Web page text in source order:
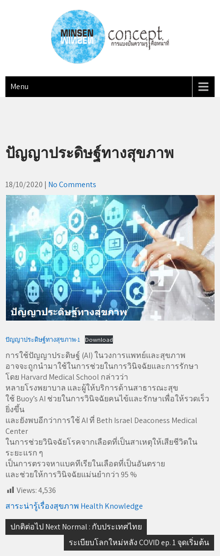
MINSEN Concept
Menu
ปัญญาประดิษฐ์ทางสุขภาพ
18/10/2020 | No Comments
ปัญญาประดิษฐ์ทางสุขภาพ-1 Download
การใช้ปัญญาประดิษฐ์ (AI) ในวงการแพทย์และสุขภาพ
อาจจะถูกนำมาใช้ในการช่วยในการวินิจฉัยและการรักษา
โดย Harvard Medical School กล่าวว่า
หลายโรงพยาบาล และผู้ให้บริการด้านสาธารณะสุข
ใช้ Buoy’s AI ช่วยในการวินิจฉัยคนไข้และรักษาเพื่อให้รวดเร็ว
ยิ่งขึ้น
และยังพบอีกว่าการใช้ AI ที่ Beth Israel Deaconess Medical
Center
ในการช่วยวินิจฉัยโรคจากเลือดที่เป็นสาเหตุให้เสียชีวิตใน
ระยะแรก ๆ
เป็นการตรวจหาแบคทีเรียในเลือดที่เป็นอันตราย
และช่วยให้การวินิจฉัยแม่นยำกว่า 95 %
Views: 4,536
สาระน่ารู้เรื่องสุขภาพ Health Knowledge
Post
navigation
ปกติต่อไป Next Normal : กับประเทศไทย
ระเบียบโลกใหม่หลัง COVID ep. 1 จุดเริ่มต้น